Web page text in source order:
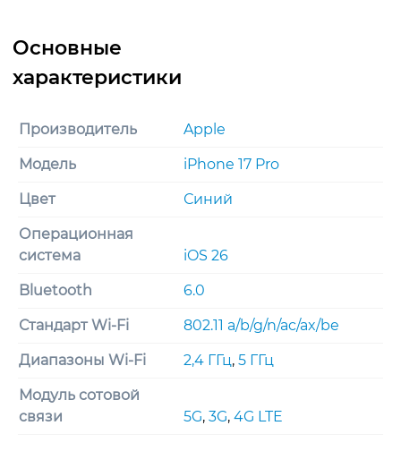
Производитель Apple
Модель iPhone 17 Pro
Цвет Синий
Операционная
система
iOS 26
Bluetooth 6.0
Стандарт Wi-Fi 802.11 a/b/g/n/ac/ax/be
Диапазоны Wi-Fi 2,4 ГГц, 5 ГГц
Модуль сотовой
связи
5G, 3G, 4G LTE